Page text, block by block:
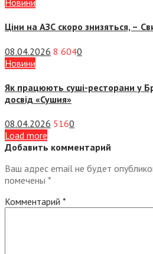
Новини
Ціни на АЗС скоро знизяться, –
08.04.2026 8 6040
Новини
Як працюють суші-ресторани у
досвід «Сушия»
08.04.2026 5160
Load more
Добавить комментарий
Ваш адрес email не будет
помечены *
Комментарий *